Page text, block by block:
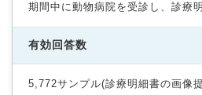
期間中に動物病院を受診し、診療
有効回答数
5,772サンプル(診療明細書の画像